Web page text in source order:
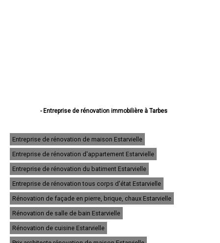
- Entreprise de rénovation immobilière à Tarbes
- Entreprise de rénovation immobilière à Aureilhan
- Entreprise de rénovation immobilière à Lannemezan
- Entreprise de rénovation immobilière à Vic-en-Bigorre
- Entreprise de rénovation immobilière à Séméac
- Entreprise de rénovation immobilière à Bordères-sur-l'Échez
- Entreprise de rénovation immobilière à Juillan
- Entreprise de rénovation immobilière à Barbazan-Debat
- Entreprise de rénovation immobilière à Argelès-Gazost
- Entreprise de rénovation immobilière à Odos
- Entreprise de rénovation immobilière à Soues
- Entreprise de rénovation immobilière à Ibos
- Entreprise de rénovation immobilière à Maubourguet
Entreprise de rénovation de maison Estarvielle
Entreprise de rénovation d'appartement Estarvielle
Entreprise de rénovation du batiment Estarvielle
Entreprise de rénovation tous corps d'état Estarvielle
Rénovation de façade en pierre, brique, chaux Estarvielle
Rénovation de salle de bain Estarvielle
Rénovation de cuisine Estarvielle